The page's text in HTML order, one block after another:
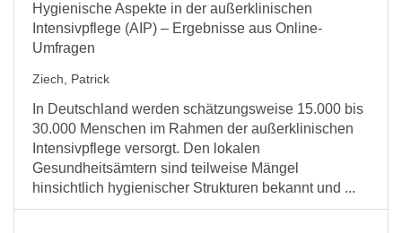
Hygienische Aspekte in der außerklinischen
Intensivpflege (AIP) – Ergebnisse aus Online-
Umfragen
Ziech, Patrick
In Deutschland werden schätzungsweise 15.000 bis
30.000 Menschen im Rahmen der außerklinischen
Intensivpflege versorgt. Den lokalen
Gesundheitsämtern sind teilweise Mängel
hinsichtlich hygienischer Strukturen bekannt und ...